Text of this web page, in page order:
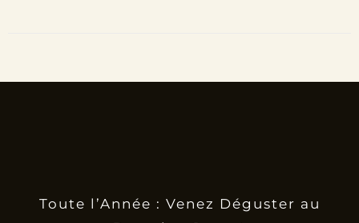
Toute l’Année : Venez Déguster au